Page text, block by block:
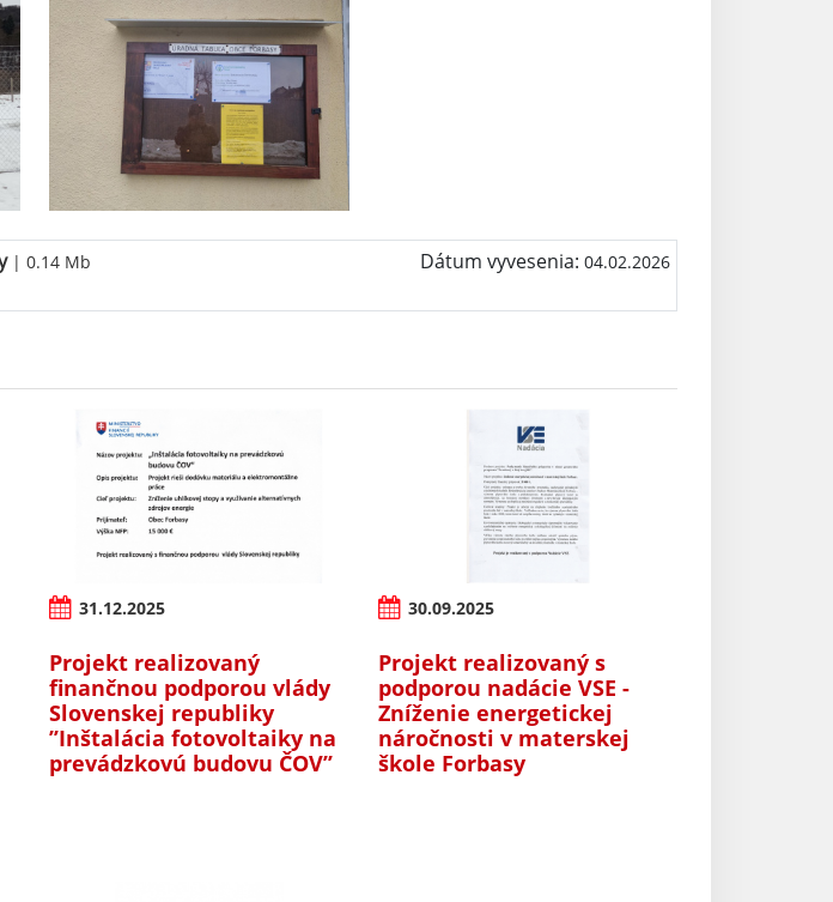
| 0.14 Mb Dátum vyvesenia: 04.02.2026
31.12.2025
Projekt realizovaný
finančnou podporou vlády
Slovenskej republiky
’’Inštalácia fotovoltaiky na
prevádzkovú budovu ČOV’’
30.09.2025
Projekt realizovaný s
podporou nadácie VSE -
Zníženie energetickej
náročnosti v materskej
škole Forbasy